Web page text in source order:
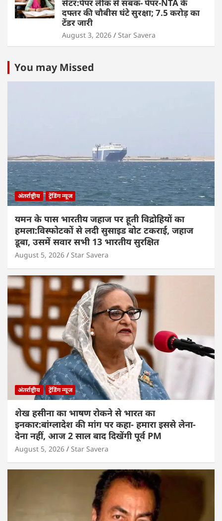
सेंटर:पेपर लीक से सबक- पेपर-NTA के
दफ्तर की चौबीस घंटे सुरक्षा; 7.5 करोड़ का
टेंडर जारी
August 3, 2026 Star Savera
You may Missed
अंतर्राष्ट्रीय ट्रेंडिंग न्यूज
यमन के पास भारतीय जहाज पर हूती विद्रोहियों का
हमला:विस्फोटकों से लदी सुसाइड बोट टकराई, जहाज
डूबा, उसमें सवार सभी 13 भारतीय सुरक्षित
August 5, 2026 Star Savera
अंतर्राष्ट्रीय ट्रेंडिंग न्यूज
शेख हसीना का भाषण रोकने से भारत का
इनकार:बांग्लादेश की मांग पर कहा- हमारा इससे लेना-
देना नहीं, आज 2 साल बाद दिखेंगी पूर्व PM
August 5, 2026 Star Savera